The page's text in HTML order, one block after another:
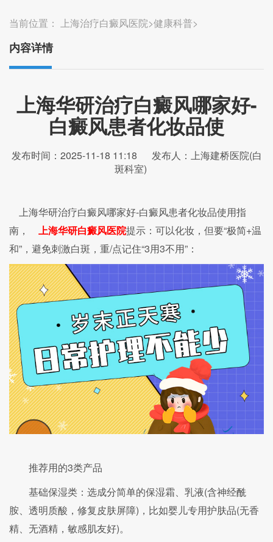
当前位置： 上海治疗白癜风医院>健康科普>
内容详情
上海华研治疗白癜风哪家好-
白癜风患者化妆品使
发布时间：2025-11-18 11:18
发布人：上海建桥医院(白
斑科室)
上海华研治疗白癜风哪家好-白癜风患者化妆品使用指
南， 上海华研白癜风医院提示：可以化妆，但要“极简+温
和”，避免刺激白斑，重/点记住“3用3不用”：
推荐用的3类产品
基础保湿类：选成分简单的保湿霜、乳液(含神经酰
胺、透明质酸，修复皮肤屏障)，比如婴儿专用护肤品(无香
精、无酒精，敏感肌友好)。